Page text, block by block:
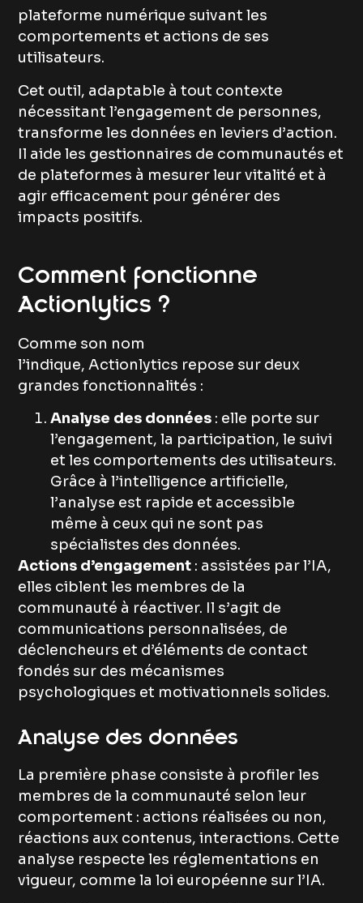
plateforme numérique suivant les
comportements et actions de ses
utilisateurs.
Cet outil, adaptable à tout contexte
nécessitant l’engagement de personnes,
transforme les données en leviers d’action.
Il aide les gestionnaires de communautés et
de plateformes à mesurer leur vitalité et à
agir efficacement pour générer des
impacts positifs.
Comment fonctionne
Actionlytics ?
Comme son nom
l’indique, Actionlytics repose sur deux
grandes fonctionnalités :
Analyse des données : elle porte sur
l’engagement, la participation, le suivi
et les comportements des utilisateurs.
Grâce à l’intelligence artificielle,
l’analyse est rapide et accessible
même à ceux qui ne sont pas
spécialistes des données.
Actions d’engagement : assistées par l’IA,
elles ciblent les membres de la
communauté à réactiver. Il s’agit de
communications personnalisées, de
déclencheurs et d’éléments de contact
fondés sur des mécanismes
psychologiques et motivationnels solides.
Analyse des données
La première phase consiste à profiler les
membres de la communauté selon leur
comportement : actions réalisées ou non,
réactions aux contenus, interactions. Cette
analyse respecte les réglementations en
vigueur, comme la loi européenne sur l’IA.